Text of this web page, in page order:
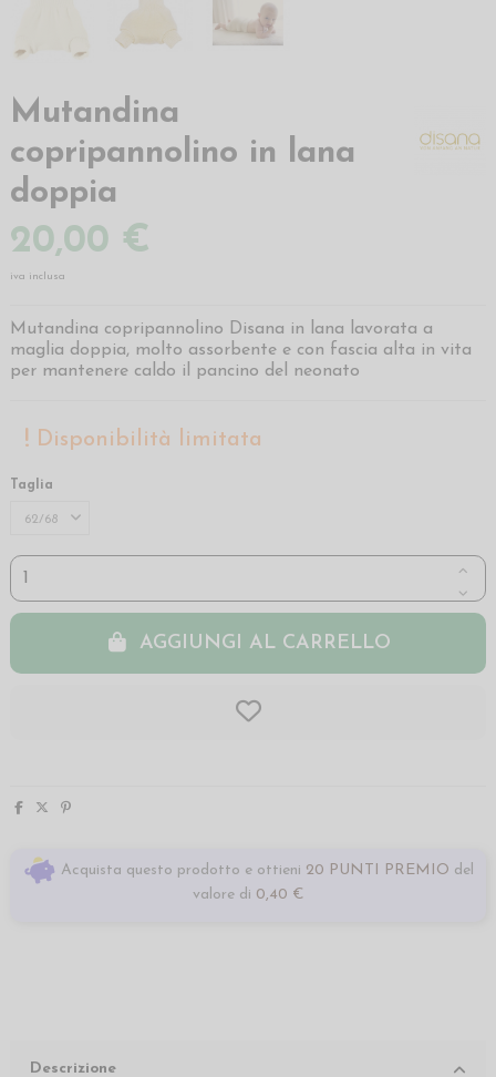
Mutandina
copripannolino in lana
doppia
20,00 €
iva inclusa
Mutandina copripannolino Disana in lana lavorata a
maglia doppia, molto assorbente e con fascia alta in vita
per mantenere caldo il pancino del neonato
Disponibilità limitata
Taglia
AGGIUNGI AL CARRELLO
Acquista questo prodotto e ottieni 20 PUNTI PREMIO del
valore di 0,40 €
Descrizione